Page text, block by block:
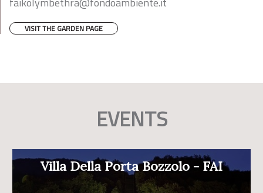
VISIT THE GARDEN PAGE
EVENTS
Villa Della Porta Bozzolo - FAI